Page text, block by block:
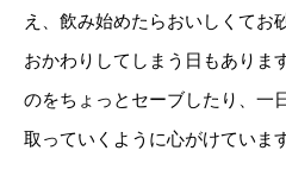
え、飲み始めたらおいしくてお
おかわりしてしまう日もありま
のをちょっとセーブしたり、一
取っていくように心がけています